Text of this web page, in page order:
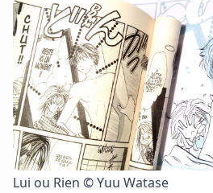
Lui ou Rien © Yuu Watase